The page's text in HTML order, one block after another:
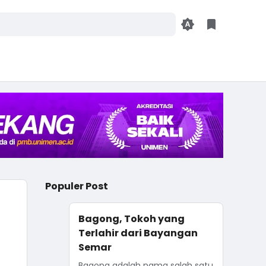
Populer Post
Bagong, Tokoh yang
Terlahir dari Bayangan
Semar